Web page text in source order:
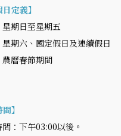
定義】
星期日至星期五
期六、國定假日及連續假日
曆春節期間
】
：下午03:00以後。